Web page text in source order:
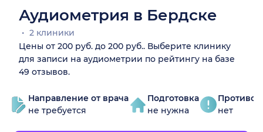
Аудиометрия в Бердске
2 клиники
Цены от 200 руб. до 200 руб.. Выберите клинику
для записи на аудиометрии по рейтингу на базе
49 отзывов.
Направление от врача
не требуется
Подготовка
не нужна
нет